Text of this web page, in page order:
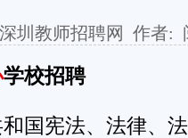
深圳教师招聘网 作者:
学校招聘
和国宪法、法律、